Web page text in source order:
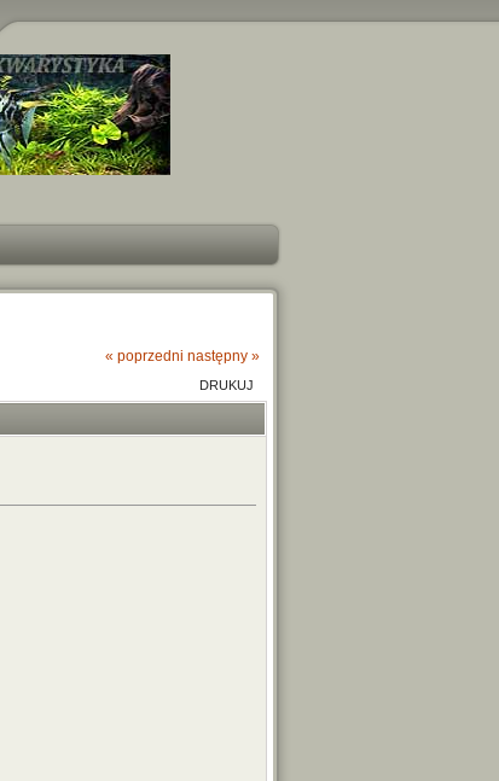
« poprzedni następny »
DRUKUJ